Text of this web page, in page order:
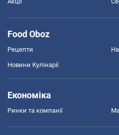
Food Oboz
Рецепти
Новини Кулінарії
Економіка
Ринки та компанії